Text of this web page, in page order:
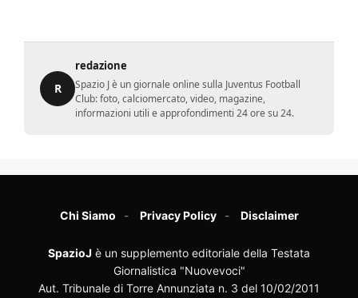
R
redazione
Spazio J è un giornale online sulla Juventus Football
Club: foto, calciomercato, video, magazine,
informazioni utili e approfondimenti 24 ore su 24.
Chi Siamo Privacy Policy Disclaimer
SpazioJ è un supplemento editoriale della Testata
Giornalistica "Nuovevoci"
Aut. Tribunale di Torre Annunziata n. 3 del 10/02/2011